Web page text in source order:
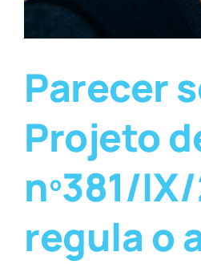
Parecer
Projeto
nº381/
regula o